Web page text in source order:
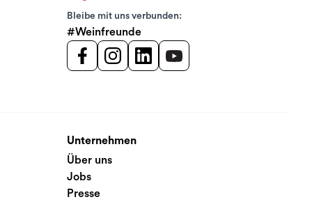
Bleibe mit uns verbunden:
#Weinfreunde
Unternehmen
Über uns
Jobs
Presse